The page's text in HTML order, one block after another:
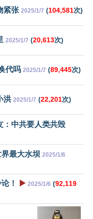
紧张 2025/1/7 (104,581次)
2025/1/7 (20,613次)
代吗 2025/1/7 (89,445次)
洪 2025/1/7 (22,201次)
：中共要人类共毁
最大水坝 2025/1/6
！ ▶️ 2025/1/6 (92,119